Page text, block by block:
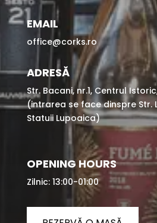
EMAIL
office@corks.ro
ADRESĂ
Str. Bacani, nr.1, Centrul
(intrarea se face dinspre Str.
Statuii Lupoaica)
OPENING HOURS
Zilnic: 13:00-01:00